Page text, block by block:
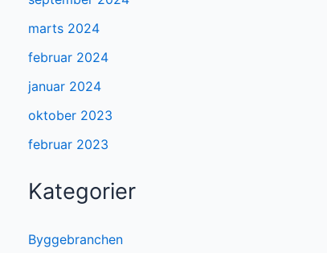
marts 2024
februar 2024
januar 2024
oktober 2023
februar 2023
Kategorier
Byggebranchen